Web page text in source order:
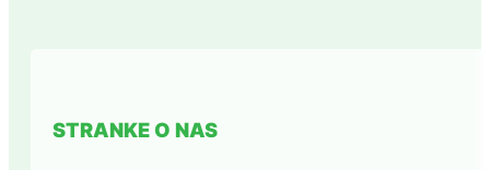
STRANKE O NAS